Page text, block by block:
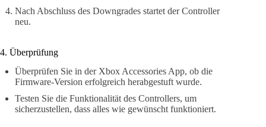
Nach Abschluss des Downgrades startet der Controller
neu.
4. Überprüfung
Überprüfen Sie in der Xbox Accessories App, ob die
Firmware-Version erfolgreich herabgestuft wurde.
Testen Sie die Funktionalität des Controllers, um
sicherzustellen, dass alles wie gewünscht funktioniert.